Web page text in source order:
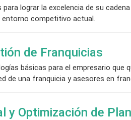
lograr la excelencia de su
competitivo actual.
de Franquicias
básicas para el empresario que
de una franquicia y asesores en
y Optimización de